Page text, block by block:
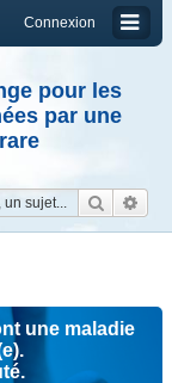
Connexion
pour les
par une
une maladie